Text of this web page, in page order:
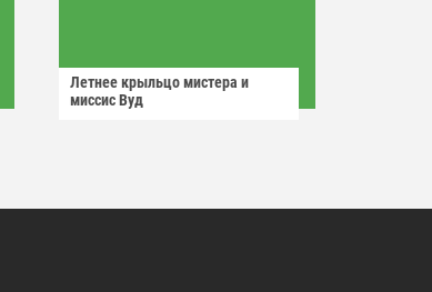
Летнее крыльцо мистера и
миссис Вуд